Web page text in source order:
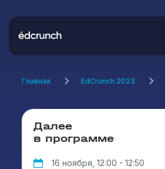
Главная EdCrunch 2023
Далее
в программе
16 ноября, 12:00 - 12:50